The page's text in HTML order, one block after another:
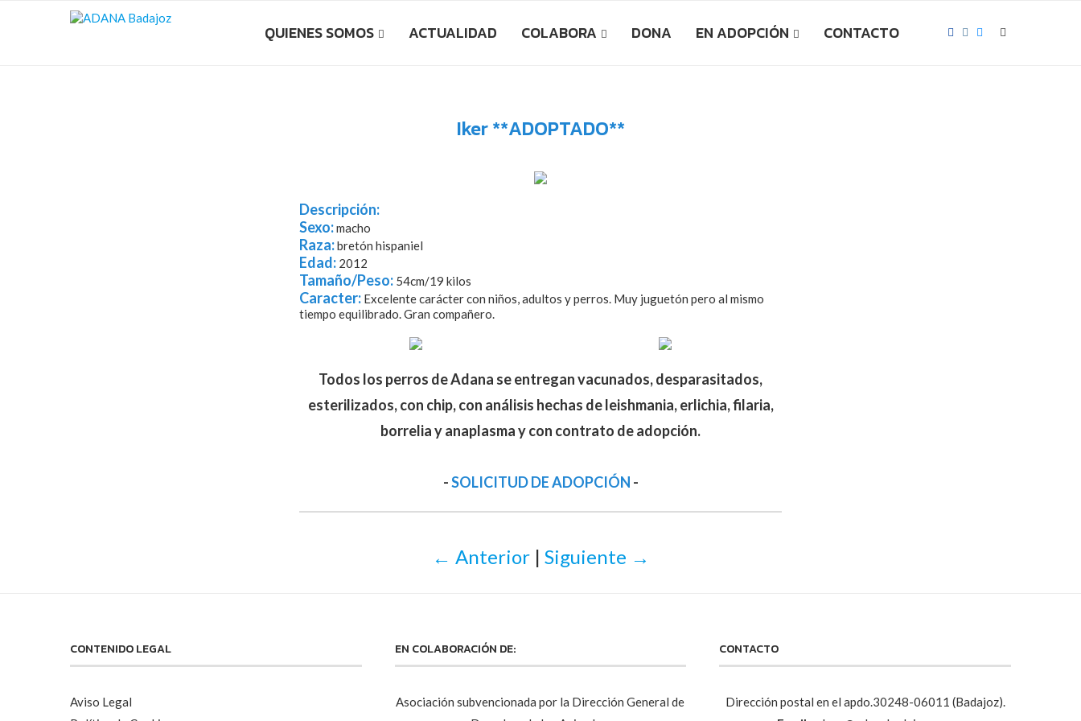
QUIENES SOMOS ACTUALIDAD COLABORA DONA EN ADOPCIÓN CONTACTO
Iker **ADOPTADO**
Descripción:
Sexo:macho
Raza:bretón hispaniel
Edad: 2012
Tamaño/Peso: 54cm/19 kilos
Caracter: Excelente carácter con niños, adultos y perros. Muy juguetón pero al mismo
tiempo equilibrado. Gran compañero.
Todos los perros de Adana se entregan vacunados, desparasitados,
esterilizados, con chip, con análisis hechas de leishmania, erlichia, filaria,
borrelia y anaplasma y con contrato de adopción.
-SOLICITUD DE ADOPCIÓN -
← Anterior| Siguiente →
CONTENIDO LEGAL
Aviso Legal
EN COLABORACIÓN DE:
Asociación subvencionada por la Dirección General de
CONTACTO
Dirección postal en el apdo.30248-06011 (Badajoz).